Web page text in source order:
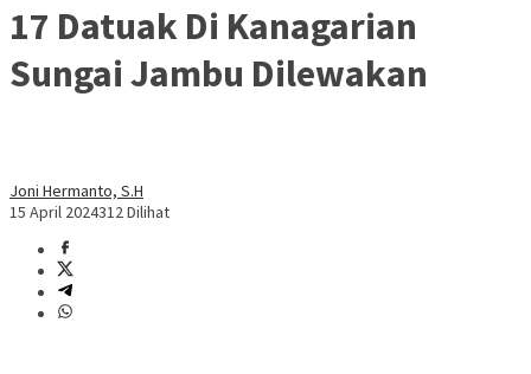
17 Datuak Di Kanagarian
Sungai Jambu Dilewakan
Joni Hermanto, S.H
15 April 2024312 Dilihat